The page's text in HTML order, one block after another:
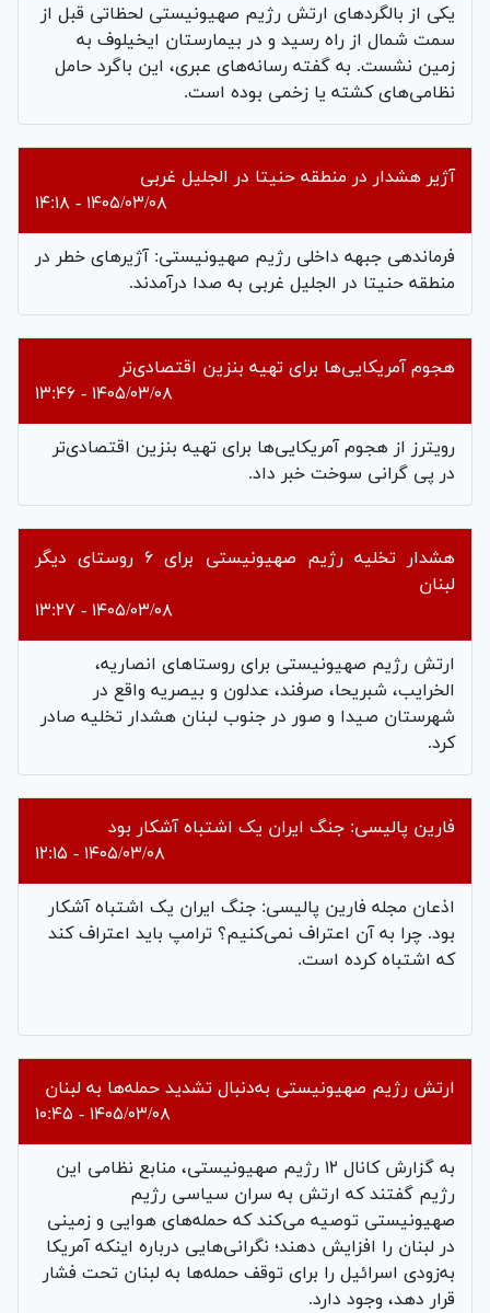
یکی از بالگردهای ارتش رژیم صهیونیستی لحظاتی قبل از
سمت شمال از راه رسید و در بیمارستان ایخیلوف به
زمین نشست. به گفته رسانه‌های عبری، این باگرد حامل
نظامی‌های کشته یا زخمی بوده است.
آژیر هشدار در منطقه حنیتا در الجلیل غربی
۱۴۰۵/۰۳/۰۸ - ۱۴:۱۸
فرماندهی جبهه داخلی رژیم صهیونیستی: آژیرهای خطر در
منطقه حنیتا در الجلیل غربی به صدا درآمدند.
هجوم آمریکایی‌ها برای تهیه بنزین اقتصادی‌تر
۱۴۰۵/۰۳/۰۸ - ۱۳:۴۶
رویترز از هجوم آمریکایی‌ها برای تهیه بنزین اقتصادی‌تر
در پی گرانی سوخت خبر داد.
هشدار تخلیه رژیم صهیونیستی برای ۶ روستای دیگر
لبنان
۱۴۰۵/۰۳/۰۸ - ۱۳:۲۷
ارتش رژیم صهیونیستی برای روستاهای انصاريه،
الخرايب، شبريحا، صرفند، عدلون و بيصريه واقع در
شهرستان صیدا و صور در جنوب لبنان هشدار تخلیه صادر
کرد.
فارین پالیسی: جنگ ایران یک اشتباه آشکار بود
۱۴۰۵/۰۳/۰۸ - ۱۲:۱۵
اذعان مجله فارین پالیسی: جنگ ایران یک اشتباه آشکار
بود. چرا به آن اعتراف نمی‌کنیم؟ ترامپ باید اعتراف کند
که اشتباه کرده است.
ارتش رژیم صهیونیستی به‌دنبال تشدید حمله‌ها به لبنان
۱۴۰۵/۰۳/۰۸ - ۱۰:۴۵
به گزارش کانال ۱۲ رژیم صهیونیستی، منابع نظامی این
رژیم گفتند که ارتش به سران سیاسی رژیم
صهیونیستی توصیه می‌کند که حمله‌های هوایی و زمینی
در لبنان را افزایش دهند؛ نگرانی‌هایی درباره اینکه آمریکا
به‌زودی اسرائیل را برای توقف حمله‌ها به لبنان تحت فشار
قرار دهد، وجود دارد.